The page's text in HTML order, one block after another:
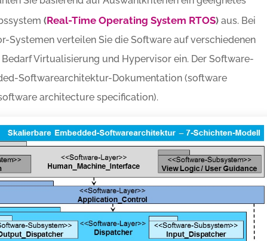
(Real-Time Operating System RTOS) aus. Bei
Systemen verteilen Sie die Software auf verschiedenen
Virtualisierung und Hypervisor ein. Der Software-
Softwarearchitektur-Dokumentation (software
architecture specification).